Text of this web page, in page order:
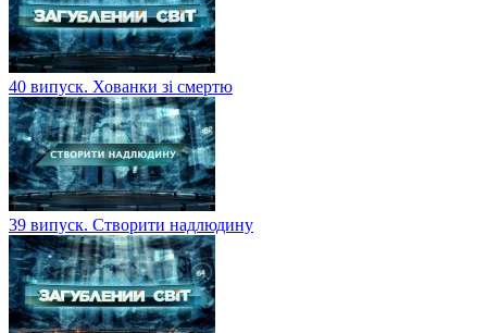
40 випуск. Хованки зі смертю
39 випуск. Створити надлюдину